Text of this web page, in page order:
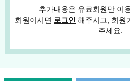
추가내용은 유료회원만 이
회원이시면 로그인 해주시고, 회원
주세요.